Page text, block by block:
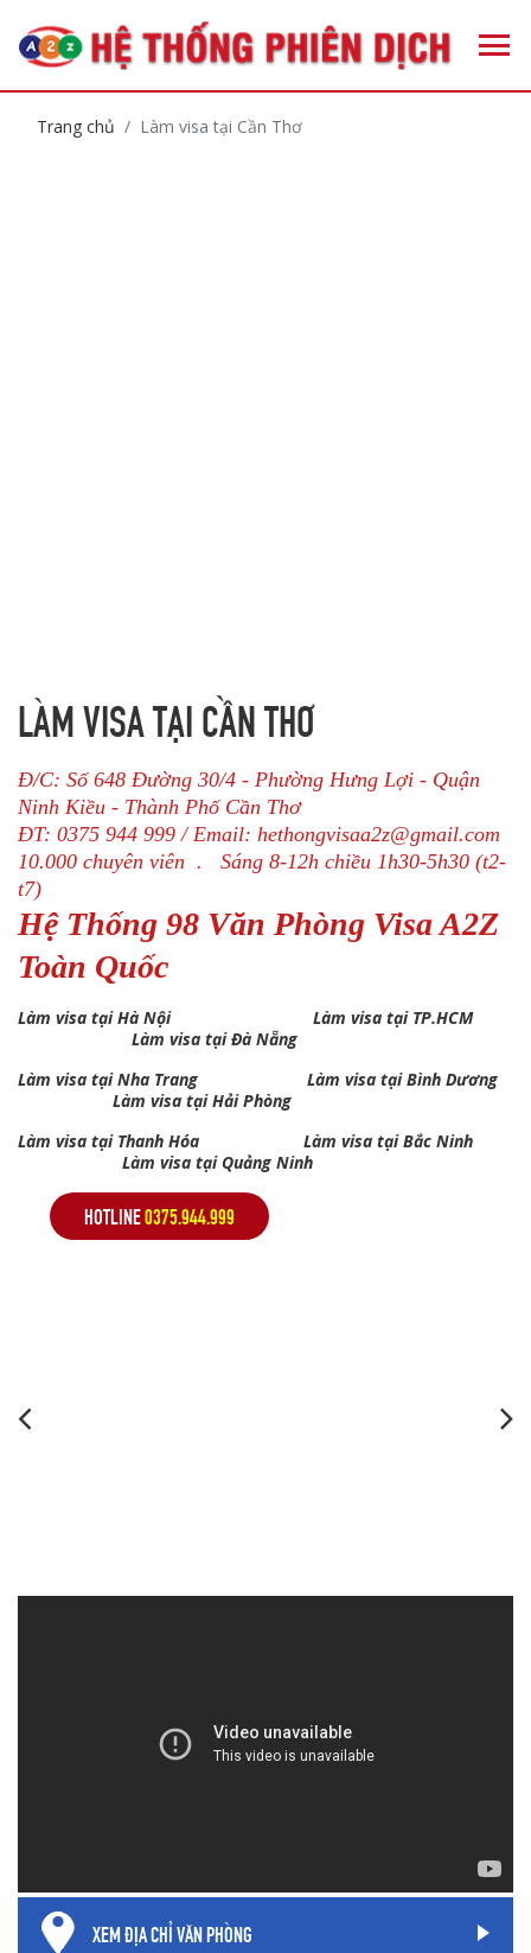
Trang chủ Làm visa tại Cần Thơ
LÀM VISA TẠI CẦN THƠ
Đ/C: Số 648 Đường 30/4 - Phường Hưng Lợi - Quận
Ninh Kiều - Thành Phố Cần Thơ
ĐT: 0375 944 999 / Email: hethongvisaa2z@gmail.com
10.000 chuyên viên . Sáng 8-12h chiều 1h30-5h30 (t2-
t7)
Hệ Thống 98 Văn Phòng Visa A2Z
Toàn Quốc
Làm visa tại Hà Nội
Làm visa tại TP.HCM
Làm visa tại Đà Nẵng
Làm visa tại Nha Trang
Làm visa tại Bình Dương
Làm visa tại Hải Phòng
Làm visa tại Thanh Hóa
Làm visa tại Bắc Ninh
Làm visa tại Quảng Ninh
HOTLINE0375.944.999
XEM ĐỊA CHỈ VĂN PHÒNG